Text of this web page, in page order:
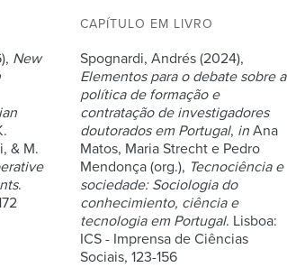
New
& M.
.
CAPÍTULO EM LIVRO
Spognardi, Andrés (2024),
Elementos para o debate sobre a
política de formação e
contratação de investigadores
doutorados em Portugal, inAna
Matos, Maria Strecht e Pedro
Mendonça (org.), Tecnociência e
sociedade: Sociologia do
conhecimiento, ciência e
tecnologia em Portugal. Lisboa:
ICS - Imprensa de Ciências
Sociais, 123-156